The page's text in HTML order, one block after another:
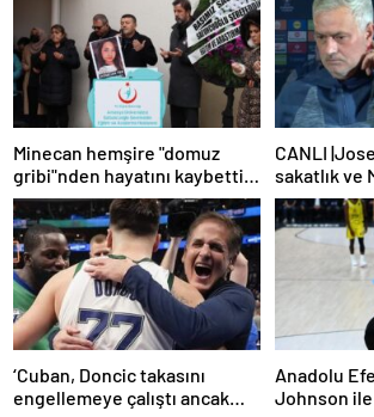
Minecan hemşire "domuz
gribi"nden hayatını kaybetti –
Haberler | Sağlık Haberleri
CANLI
sakatlık ve
yanıtı!
‘Cuban, Doncic takasını
engellemeye çalıştı ancak
Anadolu
Johnson ile